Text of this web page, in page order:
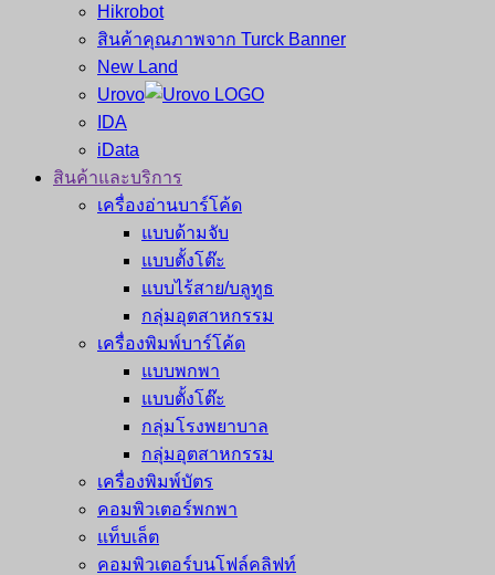
Hikrobot
สินค้าคุณภาพจาก Turck Banner
New Land
Urovo
IDA
iData
สินค้าและบริการ
เครื่องอ่านบาร์โค้ด
แบบด้ามจับ
แบบตั้งโต๊ะ
แบบไร้สาย/บลูทูธ
กลุ่มอุตสาหกรรม
เครื่องพิมพ์บาร์โค้ด
แบบพกพา
แบบตั้งโต๊ะ
กลุ่มโรงพยาบาล
กลุ่มอุตสาหกรรม
เครื่องพิมพ์บัตร
คอมพิวเตอร์พกพา
แท็บเล็ต
คอมพิวเตอร์บนโฟล์คลิฟท์